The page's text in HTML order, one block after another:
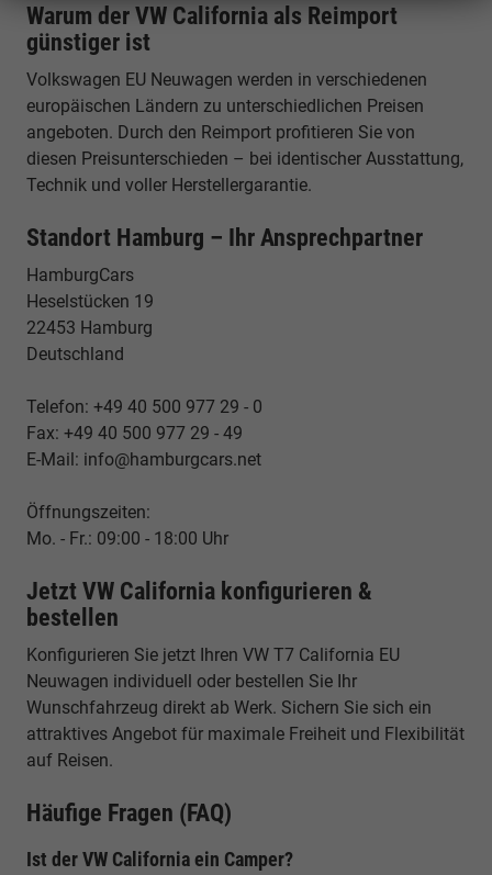
Warum der VW California als Reimport
günstiger ist
Volkswagen EU Neuwagen werden in verschiedenen
europäischen Ländern zu unterschiedlichen Preisen
angeboten. Durch den Reimport profitieren Sie von
diesen Preisunterschieden – bei identischer Ausstattung,
Technik und voller Herstellergarantie.
Standort Hamburg – Ihr Ansprechpartner
HamburgCars
Heselstücken 19
22453 Hamburg
Deutschland
Telefon: +49 40 500 977 29 - 0
Fax: +49 40 500 977 29 - 49
E-Mail: info@hamburgcars.net
Öffnungszeiten:
Mo. - Fr.: 09:00 - 18:00 Uhr
Jetzt VW California konfigurieren &
bestellen
Konfigurieren Sie jetzt Ihren VW T7 California EU
Neuwagen individuell oder bestellen Sie Ihr
Wunschfahrzeug direkt ab Werk. Sichern Sie sich ein
attraktives Angebot für maximale Freiheit und Flexibilität
auf Reisen.
Häufige Fragen (FAQ)
Ist der VW California ein Camper?